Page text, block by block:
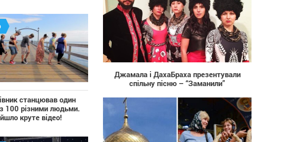
станцював один
100 різними людьми.
круте відео!
834
Джамала і ДахаБраха презентували
спільну пісню – “Заманили”